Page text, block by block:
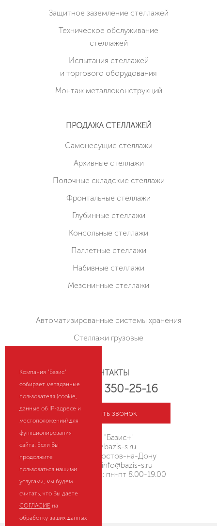
Защитное заземление стеллажей
Техническое обслуживание
стеллажей
Испытания стеллажей
и торгового оборудования
Монтаж металлоконструкций
ПРОДАЖА СТЕЛЛАЖЕЙ
Cамонесущие стеллажи
Архивные стеллажи
Полочные складские стеллажи
Фронтальные стеллажи
Глубинные стеллажи
Консольные стеллажи
Паллетные стеллажи
Набивные стеллажи
Мезонинные стеллажи
Автоматизированные системы хранения
Стеллажи грузовые
КОНТАКТЫ
+7 (800) 350-25-16
Заказать звонок
ООО "Базис+"
rostov.bazis-s.ru
Россия, г. Ростов-на-Дону
info@bazis-s.ru
Режим работы: пн-пт 8.00-19.00
Компания "Базис"
собирает метаданные
пользователя (cookie,
данные об IP-адресе и
местоположении) для
функционирования
сайта. Если Вы
продолжите
пользоваться нашими
услугами, мы будем
считать, что Вы даете
СОГЛАСИЕ на
обработку ваших данных